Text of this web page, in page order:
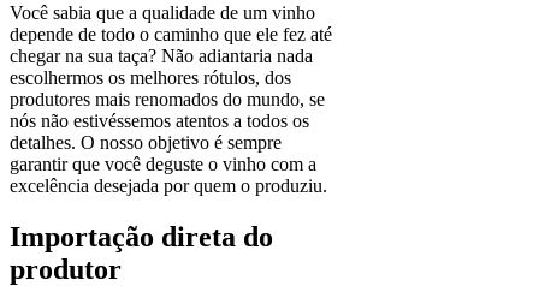
Você sabia que a qualidade de um vinho
depende de todo o caminho que ele fez até
chegar na sua taça? Não adiantaria nada
escolhermos os melhores rótulos, dos
produtores mais renomados do mundo, se
nós não estivéssemos atentos a todos os
detalhes. O nosso objetivo é sempre
garantir que você deguste o vinho com a
excelência desejada por quem o produziu.
Importação direta do
produtor